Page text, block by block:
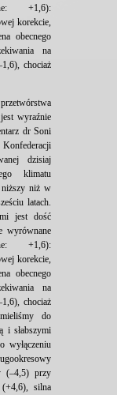
+1,6):
korekcie,
obecnego
na
chociaż
wyraźnie
dr Soni
dzisiaj
klimatu
niż w
latach.
jest dość
wyrównane
+1,6):
korekcie,
obecnego
na
chociaż
do
i słabszymi
wyłączeniu
(–4,5) przy
(+4,6), silna